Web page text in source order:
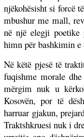
njëkohësisht si forcë
mbushur me mall,
në një elegji poetike
himn për bashkimin e
Në këtë pjesë të
fuqishme morale dhe
mërgim nuk u
Kosovën, por të
harruar gjakun,
Traktshkruesi nuk i